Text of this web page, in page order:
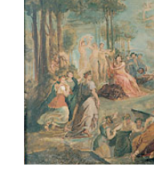
Attività
Pubblicazioni
Collezione